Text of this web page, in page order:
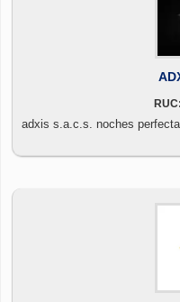
adxis s.a.c.s. noches